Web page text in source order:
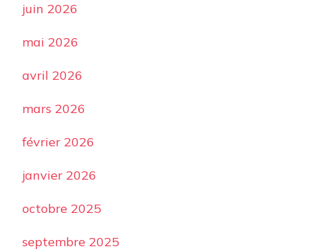
juin 2026
mai 2026
avril 2026
mars 2026
février 2026
janvier 2026
octobre 2025
septembre 2025